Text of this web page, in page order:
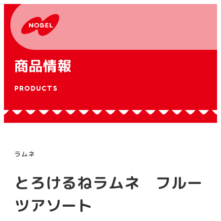
商品情報
PRODUCTS
ラムネ
とろけるねラムネ フルー
ツアソート